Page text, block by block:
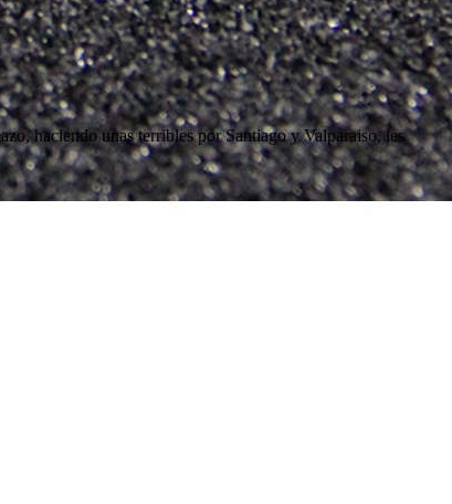
haciendo unas terribles por Santiago y Valparaiso, les